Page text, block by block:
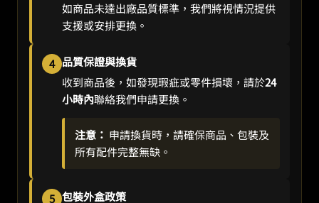
如商品未達出廠品質標準，我們將視情況提供
支援或安排更換。
4 品質保證與換貨
收到商品後，如發現瑕疵或零件損壞，請於24
小時內聯絡我們申請更換。
注意： 申請換貨時，請確保商品、包裝及
所有配件完整無缺。
5 包裝外盒政策